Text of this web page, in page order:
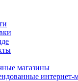
магазины
интернет-